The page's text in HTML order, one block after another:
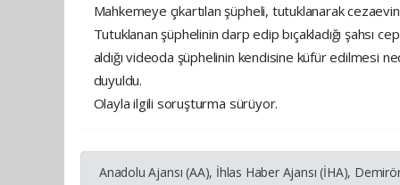
Mahkemeye çıkartılan şüpheli, tutuklanarak
Tutuklanan şüphelinin darp edip bıçakladığı şahsı
aldığı videoda şüphelinin kendisine küfür edilmesi
duyuldu.
Olayla ilgili soruşturma sürüyor.
Anadolu Ajansı (AA), İhlas Haber Ajansı (İHA),